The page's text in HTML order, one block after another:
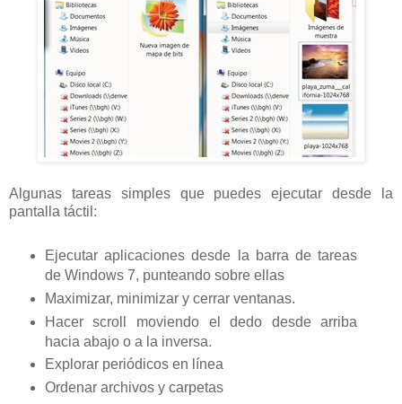
Algunas tareas simples que puedes ejecutar desde la
pantalla táctil:
Ejecutar aplicaciones desde la barra de tareas
de Windows 7, punteando sobre ellas
Maximizar, minimizar y cerrar ventanas.
Hacer scroll moviendo el dedo desde arriba
hacia abajo o a la inversa.
Explorar periódicos en línea
Ordenar archivos y carpetas